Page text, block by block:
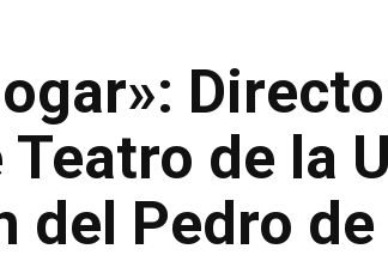
de la
del Pedro de